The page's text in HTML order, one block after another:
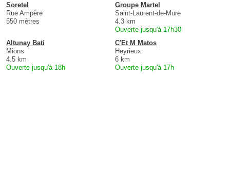
Soretel
Rue Ampère
550 mètres
Groupe Martel
Saint-Laurent-de-Mure
4.3 km
Ouverte jusqu'à 17h30
Altunay Bati
Mions
4.5 km
Ouverte jusqu'à 18h
C'Et M Matos
Heyrieux
6 km
Ouverte jusqu'à 17h